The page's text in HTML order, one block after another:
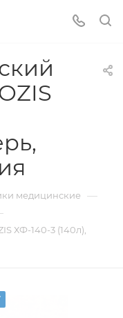
медицинские —
ХФ-140-3 (140л),